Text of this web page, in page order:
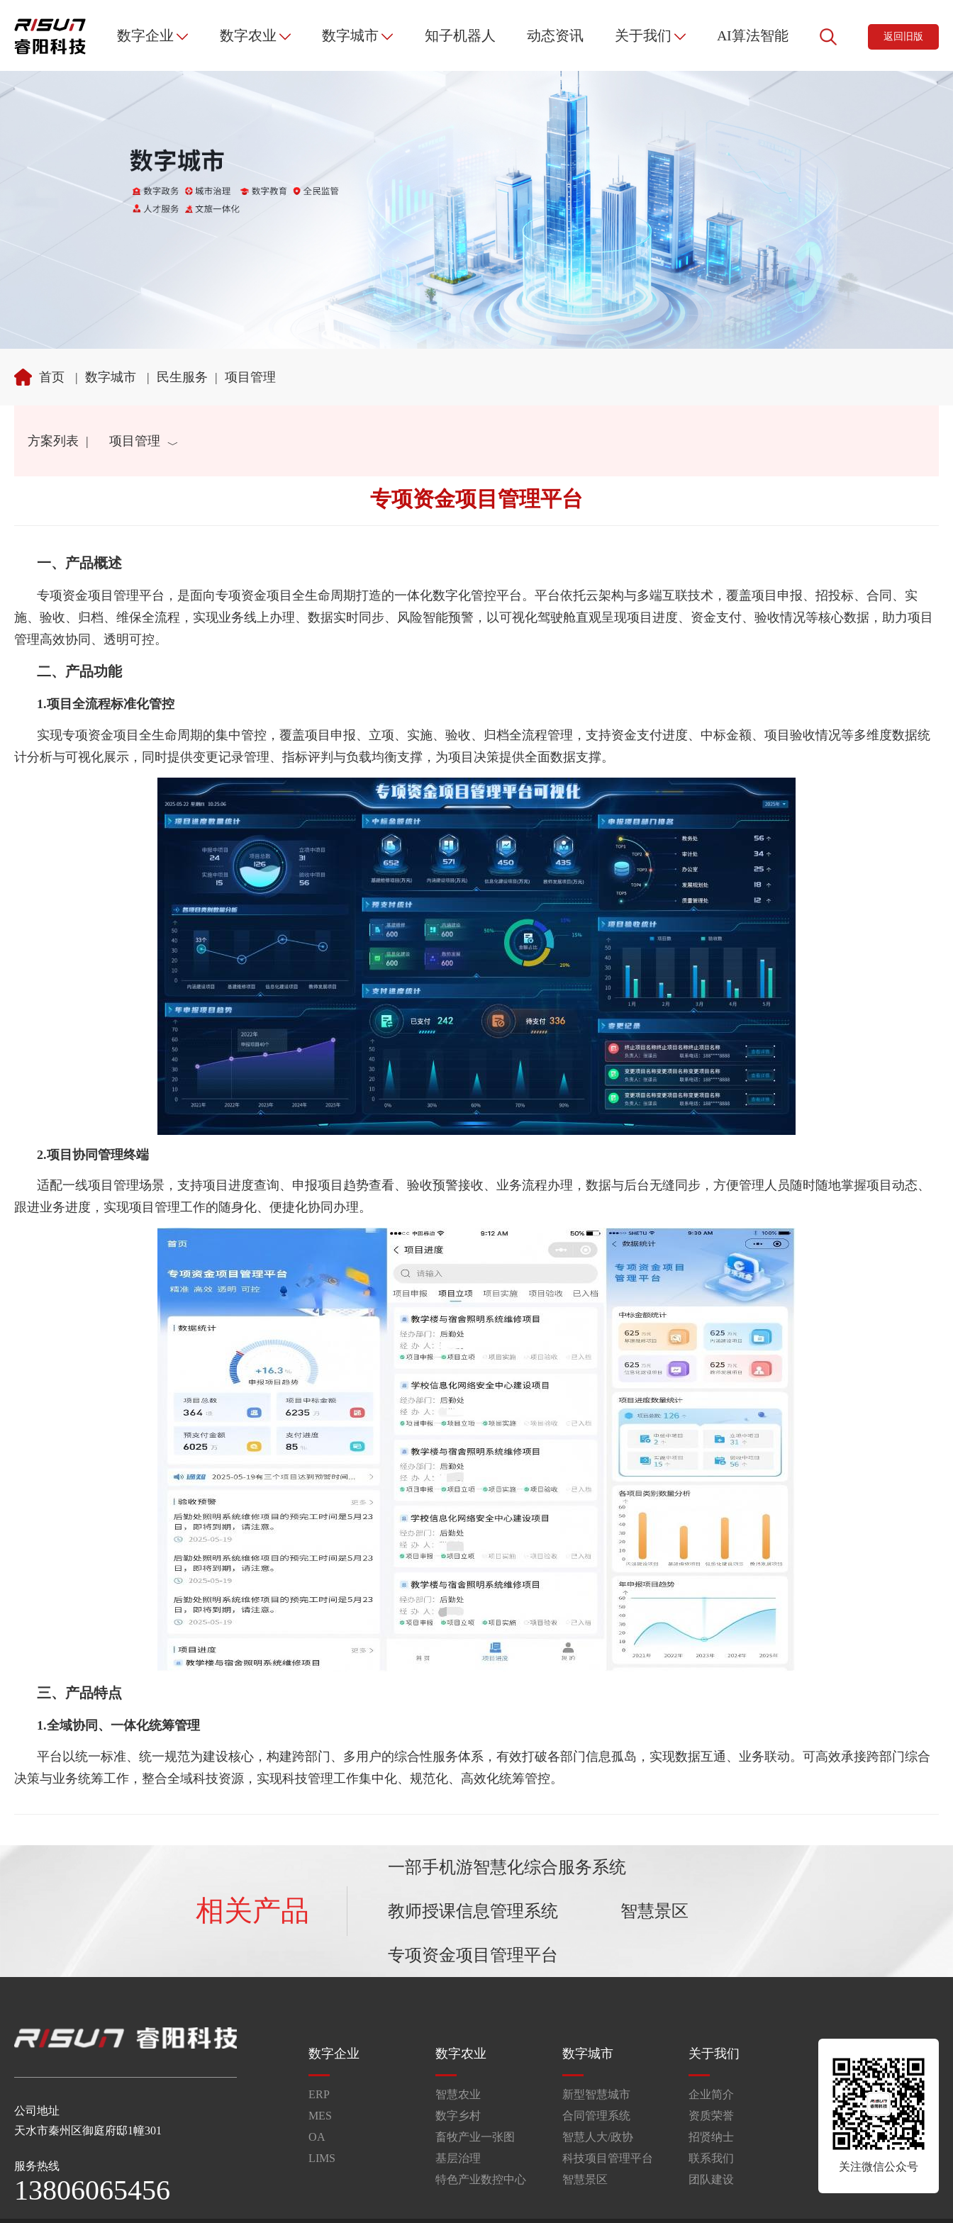
数字企业 数字农业 数字城市 知子机器人 动态资讯 关于我们 AI算法智能 返回旧版
首页 | 数字城市 | 民生服务 | 项目管理
方案列表 | 项目管理
专项资金项目管理平台
一、产品概述
专项资金项目管理平台，是面向专项资金项目全生命周期打造的一体化数字化管控平台。平台依托云架构与多端互联技术，覆盖项目申报、招投标、合同、实
施、验收、归档、维保全流程，实现业务线上办理、数据实时同步、风险智能预警，以可视化驾驶舱直观呈现项目进度、资金支付、验收情况等核心数据，助力项目
管理高效协同、透明可控。
二、产品功能
1.项目全流程标准化管控
实现专项资金项目全生命周期的集中管控，覆盖项目申报、立项、实施、验收、归档全流程管理，支持资金支付进度、中标金额、项目验收情况等多维度数据统
计分析与可视化展示，同时提供变更记录管理、指标评判与负载均衡支撑，为项目决策提供全面数据支撑。
2.项目协同管理终端
适配一线项目管理场景，支持项目进度查询、申报项目趋势查看、验收预警接收、业务流程办理，数据与后台无缝同步，方便管理人员随时随地掌握项目动态、
跟进业务进度，实现项目管理工作的随身化、便捷化协同办理。
三、产品特点
1.全域协同、一体化统筹管理
平台以统一标准、统一规范为建设核心，构建跨部门、多用户的综合性服务体系，有效打破各部门信息孤岛，实现数据互通、业务联动。可高效承接跨部门综合
决策与业务统筹工作，整合全域科技资源，实现科技管理工作集中化、规范化、高效化统筹管控。
相关产品
一部手机游智慧化综合服务系统
教师授课信息管理系统 智慧景区
专项资金项目管理平台
公司地址
天水市秦州区御庭府邸1幢301
服务热线
13806065456
数字企业
ERP
MES
OA
LIMS
数字农业
智慧农业
数字乡村
畜牧产业一张图
基层治理
特色产业数控中心
数字城市
新型智慧城市
合同管理系统
智慧人大/政协
科技项目管理平台
智慧景区
关于我们
企业简介
资质荣誉
招贤纳士
联系我们
团队建设
关注微信公众号